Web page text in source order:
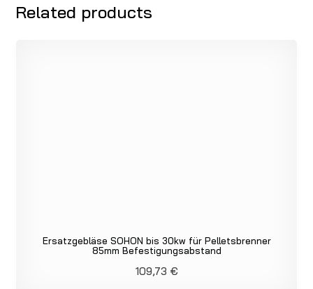
Related products
Ersatzgebläse SOHON bis 30kw für Pelletsbrenner
85mm Befestigungsabstand
109,73 €